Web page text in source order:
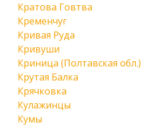
Кратова Говтва
Кременчуг
Кривая Руда
Кривуши
Криница (Полтавская обл.)
Крутая Балка
Крячковка
Кулажинцы
Кумы